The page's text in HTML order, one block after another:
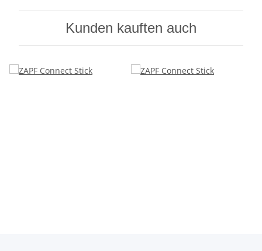
Kunden kauften auch